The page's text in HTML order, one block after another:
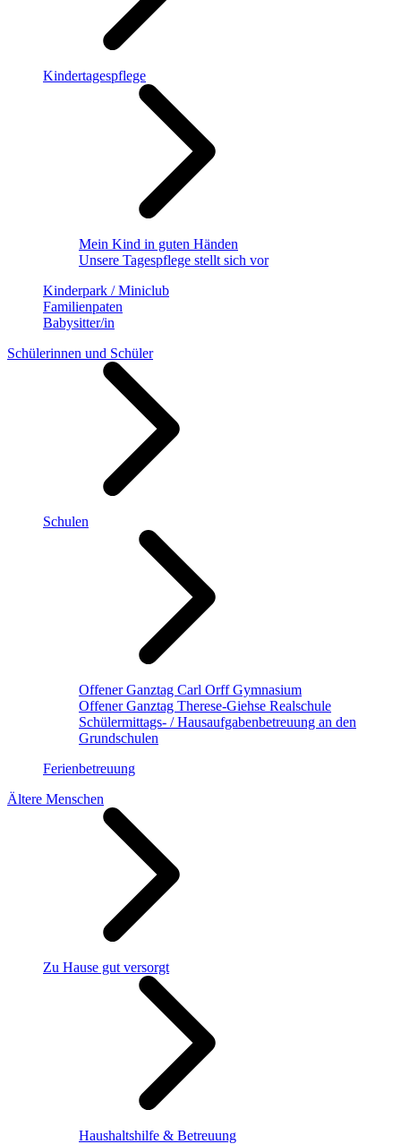
Kindertagespflege
Mein Kind in guten Händen
Unsere Tagespflege stellt sich vor
Kinderpark / Miniclub
Familienpaten
Babysitter/in
Schülerinnen und Schüler
Schulen
Offener Ganztag Carl Orff Gymnasium
Offener Ganztag Therese-Giehse Realschule
Schülermittags- / Hausaufgabenbetreuung an den
Grundschulen
Ferienbetreuung
Ältere Menschen
Zu Hause gut versorgt
Haushaltshilfe & Betreuung